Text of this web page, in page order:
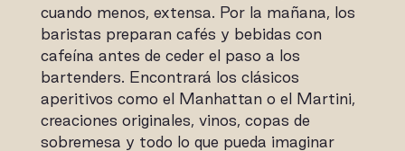
cuando menos, extensa. Por la mañana, los
baristas preparan cafés y bebidas con
cafeína antes de ceder el paso a los
bartenders. Encontrará los clásicos
aperitivos como el Manhattan o el Martini,
creaciones originales, vinos, copas de
sobremesa y todo lo que pueda imaginar